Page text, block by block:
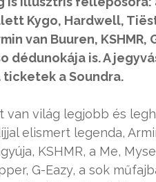
Kygo, Hardwell,
van Buuren, KSHMR,
is. A
a Soundra.
világ legjobb és
elismert legenda,
KSHMR, a Me,
G-Eazy, a sok